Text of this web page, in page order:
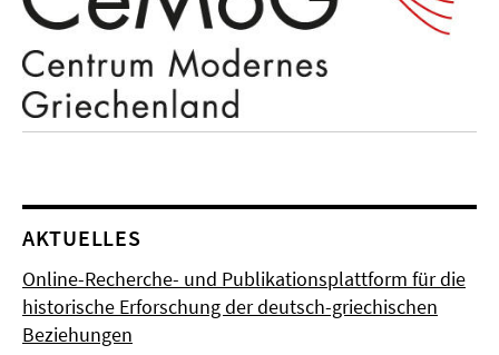
AKTUELLES
Online-Recherche- und Publikationsplattform für die
historische Erforschung der deutsch-griechischen
Beziehungen